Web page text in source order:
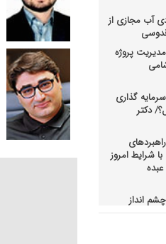
آب مجازی از
پروژه
گذاری
دکتر
شرایط امروز
انداز